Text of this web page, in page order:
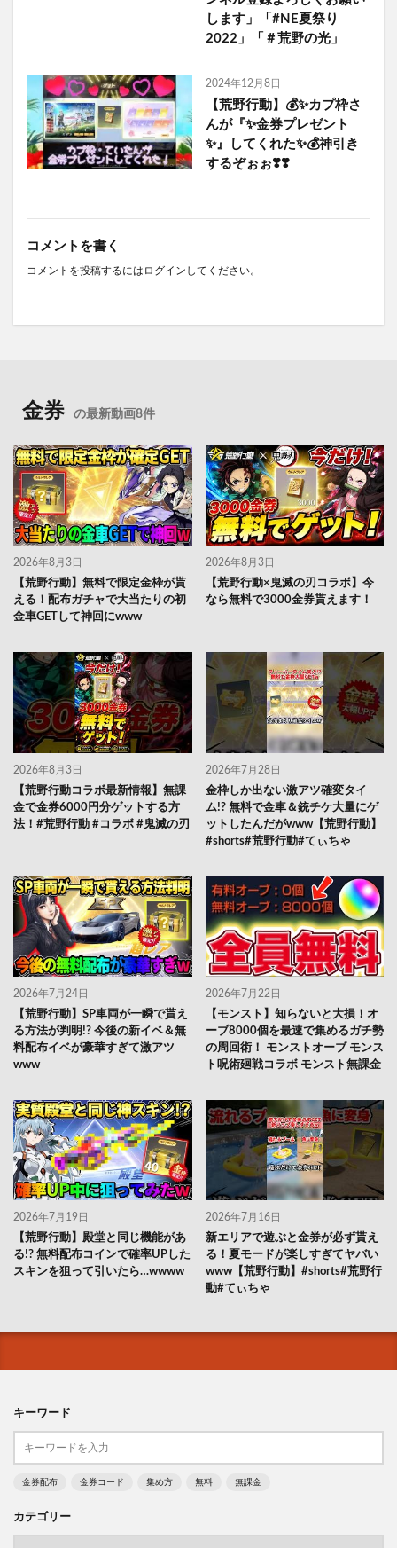
します」「#NE夏祭り
2022」「＃荒野の光」
2024年12月8日
【荒野行動】💰✨カプ枠さ
んが『✨金券プレゼント
✨』してくれた✨💰神引き
するぞぉぉ❣️❣️
コメントを書く
コメントを投稿するには ログイン してください。
金券 の最新動画8件
2026年8月3日
【荒野行動】無料で限定金枠が貰
える！配布ガチャで大当たりの初
金車GETして神回にwww
2026年8月3日
【荒野行動×鬼滅の刃コラボ】今
なら無料で3000金券貰えます！
2026年8月3日
【荒野行動コラボ最新情報】無課
金で金券6000円分ゲットする方
法！#荒野行動 #コラボ #鬼滅の刃
2026年7月28日
金枠しか出ない激アツ確変タイ
ム!? 無料で金車＆銃チケ大量にゲ
ットしたんだがwww【荒野行動】
#shorts#荒野行動#てぃちゃ
2026年7月24日
【荒野行動】SP車両が一瞬で貰え
る方法が判明!? 今後の新イベ＆無
料配布イベが豪華すぎて激アツ
www
2026年7月22日
【モンスト】知らないと大損！オ
ーブ8000個を最速で集めるガチ勢
の周回術！ モンストオーブ モンス
ト呪術廻戦コラボ モンスト無課金
2026年7月19日
【荒野行動】殿堂と同じ機能があ
る!? 無料配布コインで確率UPした
スキンを狙って引いたら…wwww
2026年7月16日
新エリアで遊ぶと金券が必ず貰え
る！夏モードが楽しすぎてヤバい
www【荒野行動】#shorts#荒野行
動#てぃちゃ
キーワード
金券配布 金券コード 集め方 無料 無課金
カテゴリー